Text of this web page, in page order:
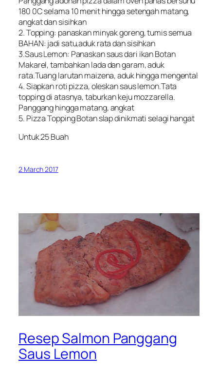
180 0C selama 10 menit hingga setengah matang,
angkat dan sisihkan
2. Topping: panaskan minyak goreng, tumis semua
BAHAN: jadi satu,aduk rata dan sisihkan
3.Saus Lemon: Panaskan saus dari ikan Botan
Makarel, tambahkan lada dan garam, aduk
rata.Tuang larutan maizena, aduk hingga mengental
4. Siapkan roti pizza, oleskan saus lemon.Tata
topping di atasnya, taburkan keju mozzarella.
Panggang hingga matang, angkat
5. Pizza Topping Botan slap dinikmati selagi hangat
Untuk 25 Buah
2 March 2017
Resep Salmon Panggang
Saus Lemon